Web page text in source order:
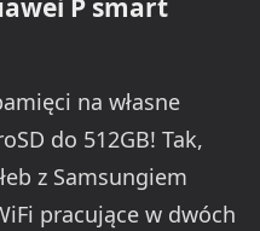
P smart
na własne
do 512GB! Tak,
z Samsungiem
pracujące w dwóch